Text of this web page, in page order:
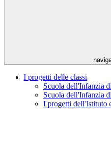
I progetti delle classi
Scuola dell'Infanzia
Scuola dell'Infanzia
I progetti dell'Istituto